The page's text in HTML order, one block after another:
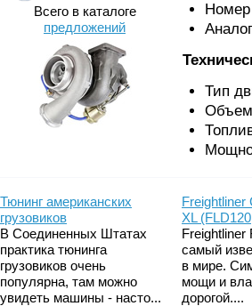
Всего в каталоге
предложений
Номер
Тип
Объем
Тюнинг американских
грузовиков
В Соединенных Штатах
практика тюнинга
грузовиков очень
популярна, там можно
увидеть машины - насто...
Freightliner
XL
Freightliner
самый
в мире.
мощи и
дорогой....